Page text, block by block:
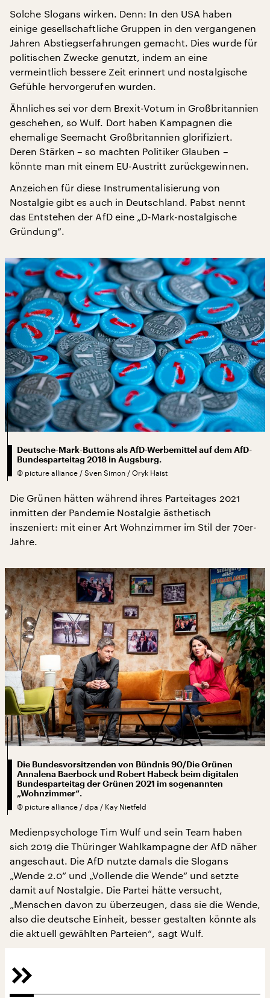
Solche Slogans wirken. Denn: In den USA haben
einige gesellschaftliche Gruppen in den vergangenen
Jahren Abstiegserfahrungen gemacht. Dies wurde für
politischen Zwecke genutzt, indem an eine
vermeintlich bessere Zeit erinnert und nostalgische
Gefühle hervorgerufen wurden.
Ähnliches sei vor dem Brexit-Votum in Großbritannien
geschehen, so Wulf. Dort haben Kampagnen die
ehemalige Seemacht Großbritannien glorifiziert.
Deren Stärken – so machten Politiker Glauben –
könnte man mit einem EU-Austritt zurückgewinnen.
Anzeichen für diese Instrumentalisierung von
Nostalgie gibt es auch in Deutschland. Pabst nennt
das Entstehen der AfD eine „D-Mark-nostalgische
Gründung“.
Deutsche-Mark-Buttons als AfD-Werbemittel auf dem AfD-
Bundesparteitag 2018 in Augsburg.
© picture alliance / Sven Simon / Oryk Haist
Die Grünen hätten während ihres Parteitages 2021
inmitten der Pandemie Nostalgie ästhetisch
inszeniert: mit einer Art Wohnzimmer im Stil der 70er-
Jahre.
Die Bundesvorsitzenden von Bündnis 90/Die Grünen
Annalena Baerbock und Robert Habeck beim digitalen
Bundesparteitag der Grünen 2021 im sogenannten
„Wohnzimmer“.
© picture alliance / dpa / Kay Nietfeld
Medienpsychologe Tim Wulf und sein Team haben
sich 2019 die Thüringer Wahlkampagne der AfD näher
angeschaut. Die AfD nutzte damals die Slogans
„Wende 2.0“ und „Vollende die Wende“ und setzte
damit auf Nostalgie. Die Partei hätte versucht,
„Menschen davon zu überzeugen, dass sie die Wende,
also die deutsche Einheit, besser gestalten könnte als
die aktuell gewählten Parteien“, sagt Wulf.